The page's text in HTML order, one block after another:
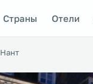
Страны Отели
Нант